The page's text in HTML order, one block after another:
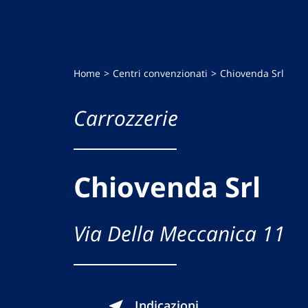
Home Centri convenzionati Chiovenda Srl
Carrozzerie
Chiovenda Srl
Via Della Meccanica 11